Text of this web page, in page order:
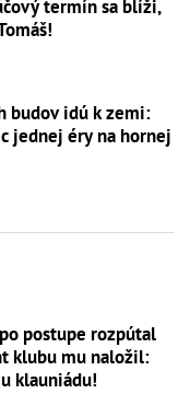
termín sa blíži,
budov idú k zemi:
jednej éry na hornej
postupe rozpútal
klubu mu naložil:
klauniádu!